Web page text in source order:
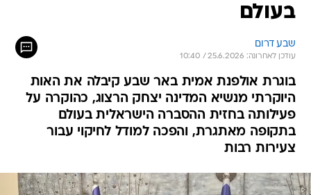
בעולם
שבע דרום
עודכן לאחרונה: 25.6.2026 / 10:40
בוגרת אולפנת אמית באר שבע קיבלה את האות
היוקרתי מנשיא המדינה יצחק הרצוג, כהוקרה על
פעילותה בחזית ההסברה הישראלית בעולם
בתקופה מאתגרת, והפכה למודל לחיקוי עבור
צעירות רבות